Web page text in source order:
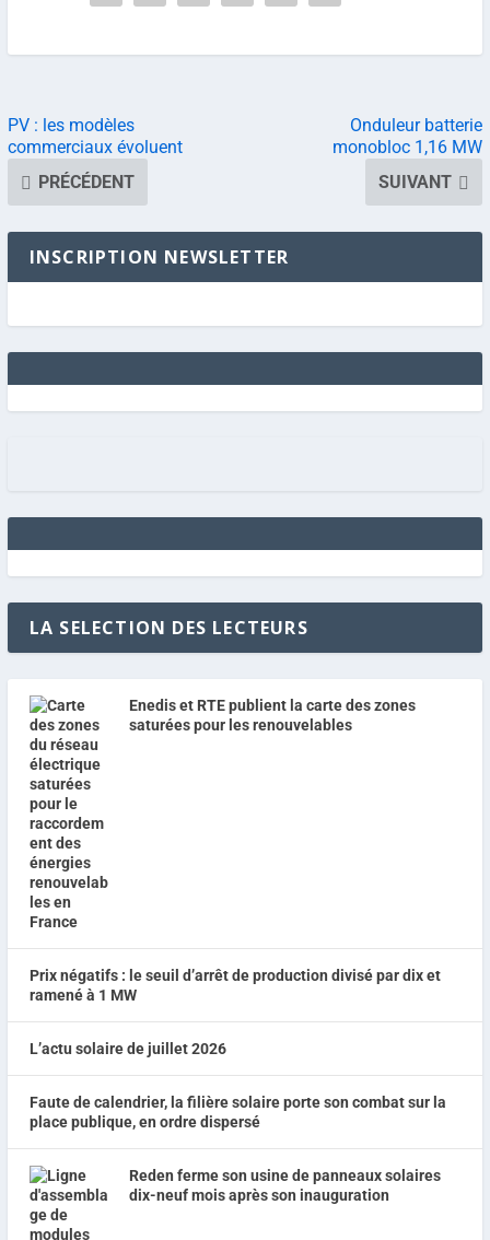
PV : les modèles
commerciaux évoluent
PRÉCÉDENT
Onduleur batterie
monobloc 1,16 MW
SUIVANT
INSCRIPTION NEWSLETTER
LA SELECTION DES LECTEURS
Enedis et RTE publient la carte des zones
saturées pour les renouvelables
Prix négatifs : le seuil d’arrêt de production divisé par dix et
ramené à 1 MW
L’actu solaire de juillet 2026
Faute de calendrier, la filière solaire porte son combat sur la
place publique, en ordre dispersé
Reden ferme son usine de panneaux solaires
dix-neuf mois après son inauguration